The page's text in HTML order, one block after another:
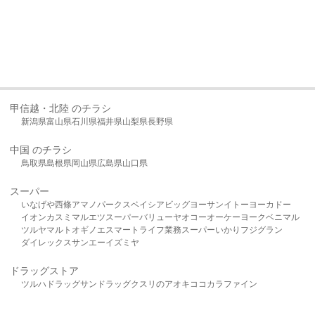
甲信越・北陸 のチラシ
新潟県富山県石川県福井県山梨県長野県
中国 のチラシ
鳥取県島根県岡山県広島県山口県
スーパー
いなげや西條アマノパークスベイシア ビッグヨーサンイトーヨーカドー
イオンカスミ マルエツスーパーバリューヤオコーオーケー ヨークベニマル
ツルヤマルト オギノ エスマート ライフ業務スーパーいかり フジグラン
ダイレックスサンエーイズミヤ
ドラッグストア
ツルハドラッグサンドラッグクスリのアオキ ココカラファイン